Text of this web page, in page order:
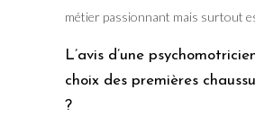
métier passionnant mais surtout
L’avis d’une
choix des premières
?